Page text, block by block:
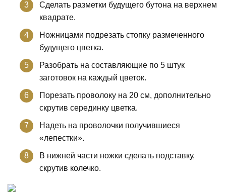
Сделать разметки будущего бутона на верхнем
квадрате.
Ножницами подрезать стопку размеченного
будущего цветка.
Разобрать на составляющие по 5 штук
заготовок на каждый цветок.
Порезать проволоку на 20 см, дополнительно
скрутив серединку цветка.
Надеть на проволочки получившиеся
«лепестки».
В нижней части ножки сделать подставку,
скрутив колечко.